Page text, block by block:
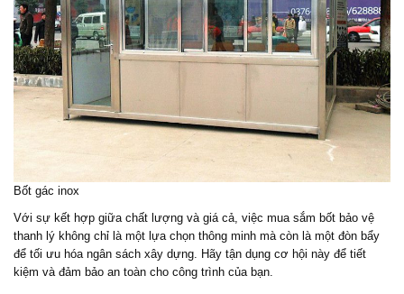
Bốt gác inox
Với sự kết hợp giữa chất lượng và giá cả, việc mua sắm bốt bảo vệ
thanh lý không chỉ là một lựa chọn thông minh mà còn là một đòn bẩy
để tối ưu hóa ngân sách xây dựng. Hãy tận dụng cơ hội này để tiết
kiệm và đảm bảo an toàn cho công trình của bạn.